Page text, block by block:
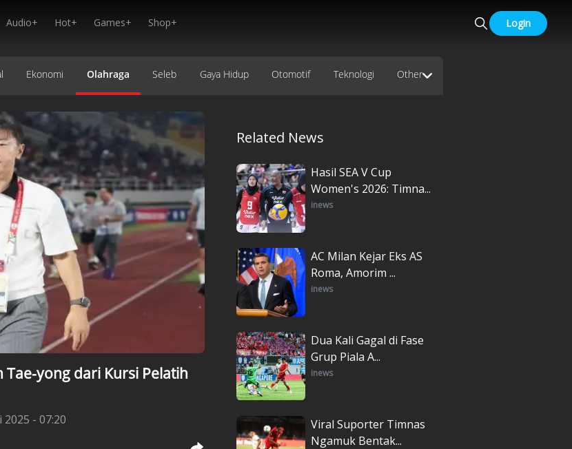
Audio+ Hot+ Games+ Shop+ Login
Ekonomi Olahraga Seleb Gaya Hidup Otomotif Teknologi Other
Tae-yong dari Kursi Pelatih
- 07:20
Related News
Hasil SEA V Cup
Women's 2026: Timna...
inews
AC Milan Kejar Eks AS
Roma, Amorim ...
inews
Dua Kali Gagal di Fase
Grup Piala A...
inews
Viral Suporter Timnas
Ngamuk Bentak...